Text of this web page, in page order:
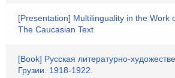
[Presentation] Multilinguality in the Work
The Caucasian Text
[Book] Русская литературно-
Грузии. 1918-1922.